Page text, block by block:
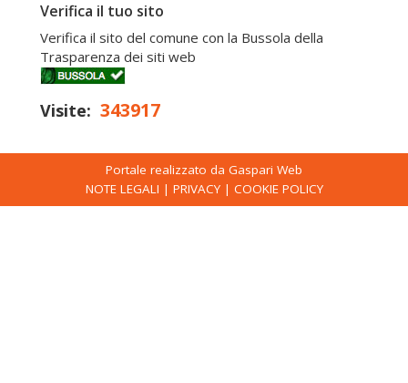
Verifica il tuo sito
Verifica il sito del comune con la Bussola della
Trasparenza dei siti web
Visite: 343917
Portale realizzato da Gaspari Web
NOTE LEGALI | PRIVACY| COOKIE POLICY